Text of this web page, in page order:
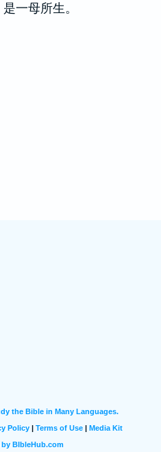
一母所生。